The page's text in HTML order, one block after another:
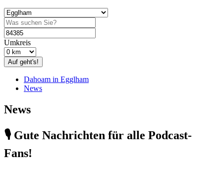
Umkreis
Auf geht's!
Dahoam in Egglham
News
News
🎙️ Gute Nachrichten für alle Podcast-
Fans!